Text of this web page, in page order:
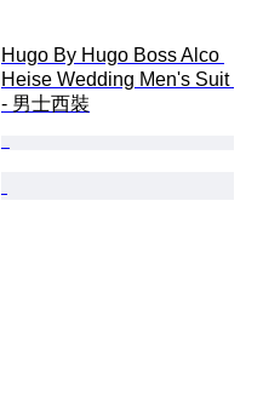
Hugo By Hugo Boss Alco
Heise Wedding Men's Suit
- 男士西裝